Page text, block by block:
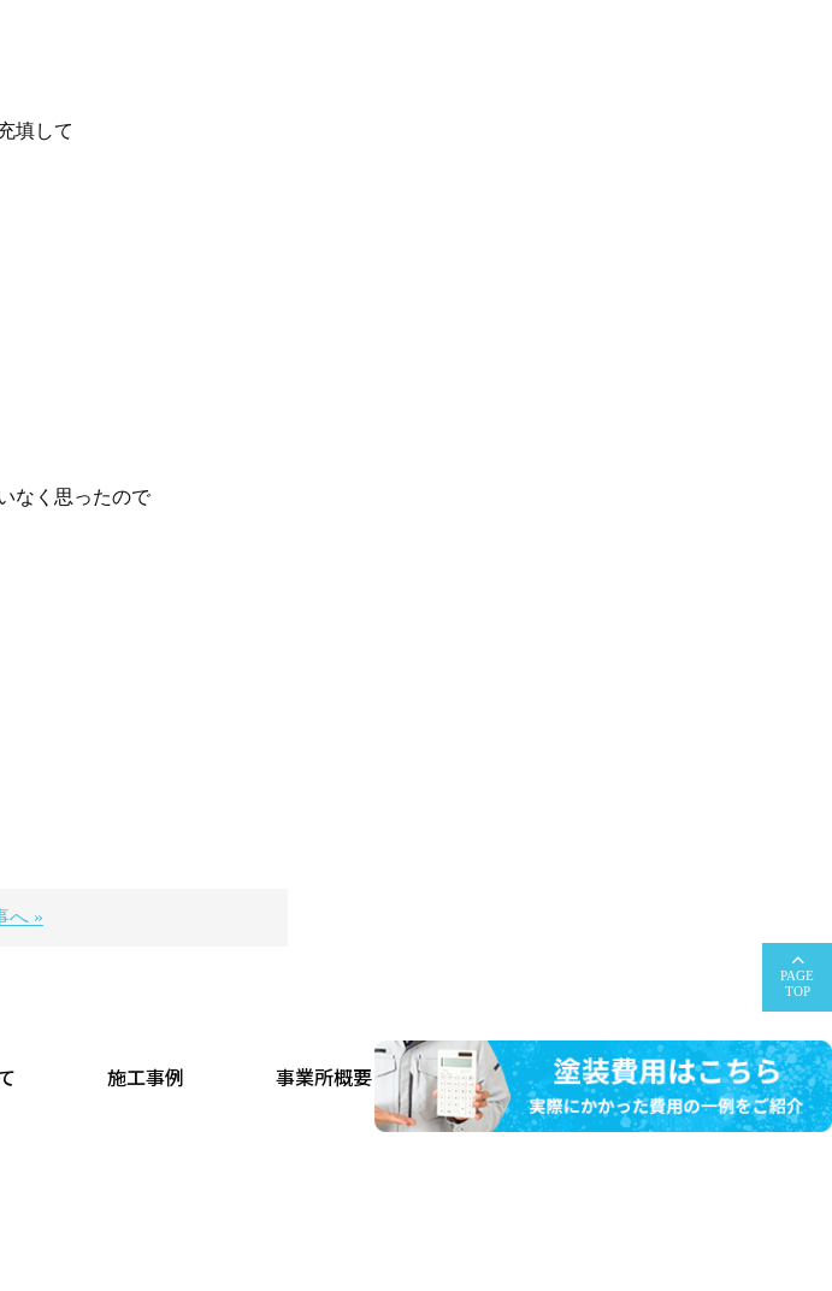
填して
なく思ったので
へ »
PAGE
TOP
施工事例 事業所概要 お問い合わせ